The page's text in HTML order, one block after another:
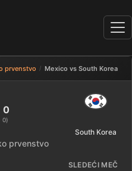
prvenstvo Mexico vs South Korea
Korea —
0
0)
South Korea
prvenstvo
SLEDEĆI MEČ